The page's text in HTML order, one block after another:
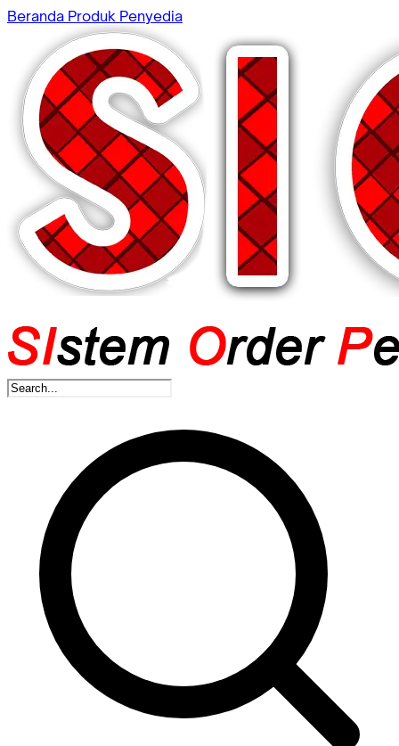
Beranda Produk Penyedia